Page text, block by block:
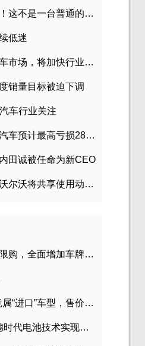
本田的首款插混车型来了！这不是一台普通的CR-V
低迷
工信部明确进一步开放汽车市场，将加快行业兼并重组
销量目标被迫下调
车行业关注
销量下滑业绩恶化，长安汽车预计最高亏损28亿元
田诚被任命为新CEO
合并发动机业务，吉利与沃尔沃将共享使用动力总成
重磅！发改委拟放开汽车限购，全面增加车牌指标
雷克萨斯LM在日本本土竟属“进口”车型，售价2580万日元
能量密度304Wh/kg！宁德时代电池技术实现突破